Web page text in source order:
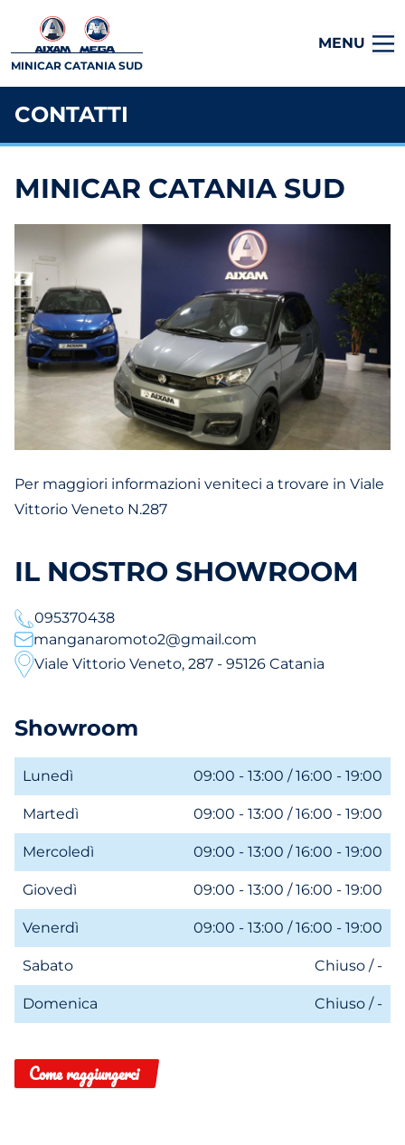
MINICAR CATANIA SUD
MENU
CONTATTI
MINICAR CATANIA SUD
Per maggiori informazioni veniteci a trovare in Viale
Vittorio Veneto N.287
IL NOSTRO SHOWROOM
095370438
manganaromoto2@gmail.com
Viale Vittorio Veneto, 287 - 95126 Catania
Showroom
Lunedì 09:00 - 13:00 / 16:00 - 19:00
Martedì 09:00 - 13:00 / 16:00 - 19:00
Mercoledì 09:00 - 13:00 / 16:00 - 19:00
Giovedì 09:00 - 13:00 / 16:00 - 19:00
Venerdì 09:00 - 13:00 / 16:00 - 19:00
Sabato Chiuso / -
Domenica Chiuso / -
Come raggiungerci